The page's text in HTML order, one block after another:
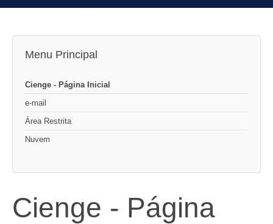
Menu Principal
Cienge - Página Inicial
e-mail
Área Restrita
Nuvem
Cienge - Página